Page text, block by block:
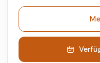
dem die Potter-Show
Tower Bridge und nutzen
zu interaktiven
Maschinenräumen und
mit Blick auf London.